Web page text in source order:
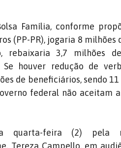
Família, conforme
(PP-PR), jogaria 8 milhões
rebaixaria 3,7 milhões
houver redução de
de beneficiários, sendo
federal não aceitam
quarta-feira (2) pela
Tereza Campello, em